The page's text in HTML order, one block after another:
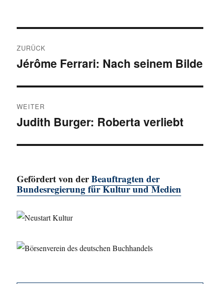
ZURÜCK
Vorheriger
Jérôme Ferrari: Nach seinem Bilde
WEITER
Nächster
Judith Burger: Roberta verliebt
Gefördert von derBeauftragten der
Bundesregierung für Kultur und Medien